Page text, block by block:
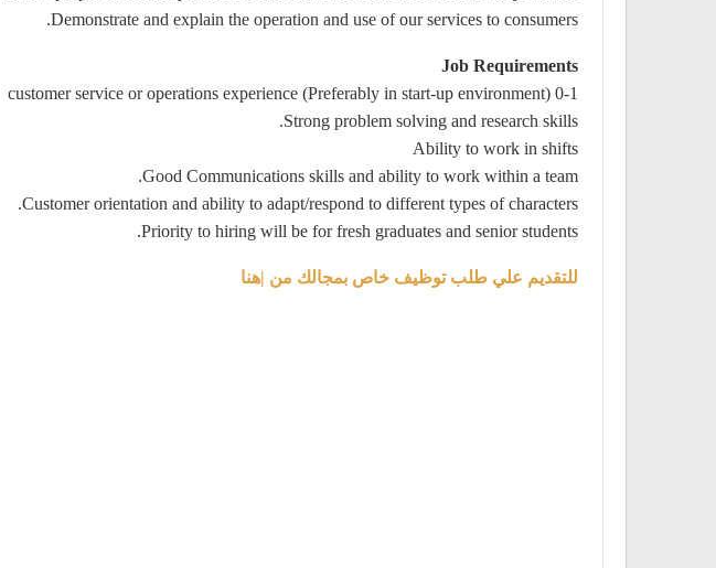
Demonstrate and explain the operation and use of our services to consumers.
Job Requirements
0-1 customer service or operations experience (Preferably in start-up environment)
Strong problem solving and research skills.
Ability to work in shifts
Good Communications skills and ability to work within a team.
Customer orientation and ability to adapt/respond to different types of characters.
Priority to hiring will be for fresh graduates and senior students.
للتقديم علي طلب توظيف خاص بمجالك من |هنا